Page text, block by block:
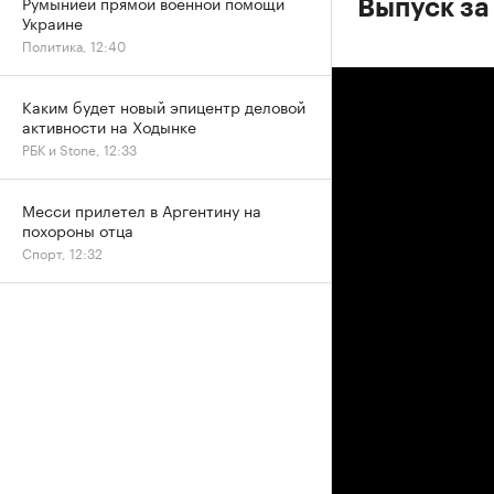
Выпуск
Украине
Политика, 12:40
Каким будет новый эпицентр деловой
активности на Ходынке
РБК и Stone, 12:33
Месси прилетел в Аргентину на
похороны отца
Спорт, 12:32